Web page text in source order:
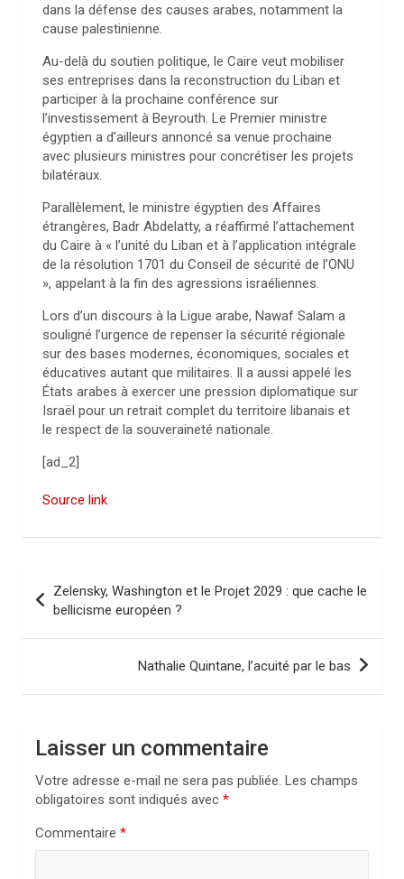
dans la défense des causes arabes, notamment la
cause palestinienne.
Au-delà du soutien politique, le Caire veut mobiliser
ses entreprises dans la reconstruction du Liban et
participer à la prochaine conférence sur
l’investissement à Beyrouth. Le Premier ministre
égyptien a d’ailleurs annoncé sa venue prochaine
avec plusieurs ministres pour concrétiser les projets
bilatéraux.
Parallèlement, le ministre égyptien des Affaires
étrangères, Badr Abdelatty, a réaffirmé l’attachement
du Caire à « l’unité du Liban et à l’application intégrale
de la résolution 1701 du Conseil de sécurité de l’ONU
», appelant à la fin des agressions israéliennes.
Lors d’un discours à la Ligue arabe, Nawaf Salam a
souligné l’urgence de repenser la sécurité régionale
sur des bases modernes, économiques, sociales et
éducatives autant que militaires. Il a aussi appelé les
États arabes à exercer une pression diplomatique sur
Israël pour un retrait complet du territoire libanais et
le respect de la souveraineté nationale.
[ad_2]
Source link
v
g
Zelensky, Washington et le Projet 2029 : que cache le
bellicisme européen ?
Nathalie Quintane, l’acuité par le bas
Laisser un commentaire
Votre adresse e-mail ne sera pas publiée. Les champs
obligatoires sont indiqués avec *
Commentaire *